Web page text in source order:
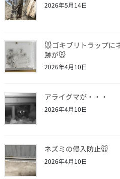
2026年5月14日
🐭ゴキブリトラップに
跡が🐭
2026年4月10日
アライグマが・・・
2026年4月10日
ネズミの侵入防止🐭
2026年4月10日